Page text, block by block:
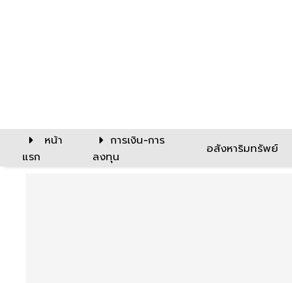
หน้า
แรก
การเงิน-การ
ลงทุน
อสังหาริมทรัพย์